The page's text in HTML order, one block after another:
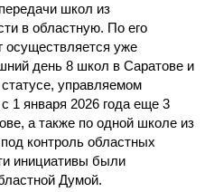
школ из
в областную. По его
осуществляется уже
день 8 школ в Саратове и
управляемом
1 января 2026 года еще 3
а также по одной школе из
контроль областных
инициативы были
Думой.